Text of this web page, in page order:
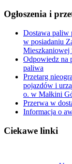
Ogłoszenia i
Dostawa paliw
w posiadaniu
Mieszkaniowej
Odpowiedz na
paliwa
Przetarg
pojazdów i
o. w Małkini
Przerwa w
Informacja o
Ciekawe linki